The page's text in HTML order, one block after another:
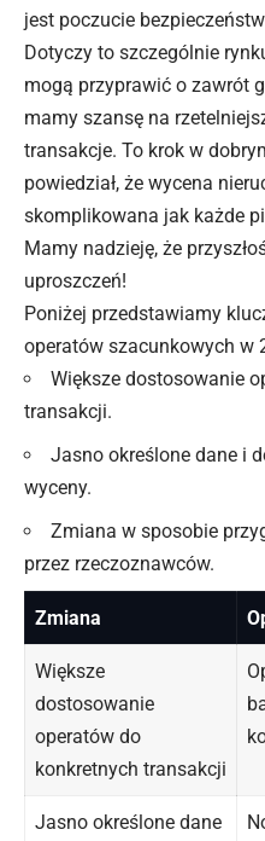
jest poczucie
Dotyczy to szczególnie
mogą przyprawić o zawrót
mamy szansę na
transakcje. To krok w
powiedział, że wycena
skomplikowana jak każde
Mamy nadzieję, że
uproszczeń!
Poniżej przedstawiamy
operatów szacunkowych w
Większe dostosowanie
transakcji.
Jasno określone dane i
wyceny.
Zmiana w sposobie
przez rzeczoznawców.
Zmiana
Większe
dostosowanie
operatów do
konkretnych transakcji
Jasno określone dane